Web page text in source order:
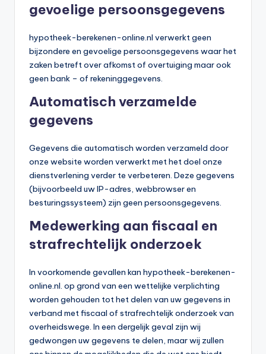
gevoelige persoonsgegevens
hypotheek-berekenen-online.nl verwerkt geen
bijzondere en gevoelige persoonsgegevens waar het
zaken betreft over afkomst of overtuiging maar ook
geen bank – of rekeninggegevens.
Automatisch verzamelde
gegevens
Gegevens die automatisch worden verzameld door
onze website worden verwerkt met het doel onze
dienstverlening verder te verbeteren. Deze gegevens
(bijvoorbeeld uw IP-adres, webbrowser en
besturingssysteem) zijn geen persoonsgegevens.
Medewerking aan fiscaal en
strafrechtelijk onderzoek
In voorkomende gevallen kan hypotheek-berekenen-
online.nl. op grond van een wettelijke verplichting
worden gehouden tot het delen van uw gegevens in
verband met fiscaal of strafrechtelijk onderzoek van
overheidswege. In een dergelijk geval zijn wij
gedwongen uw gegevens te delen, maar wij zullen